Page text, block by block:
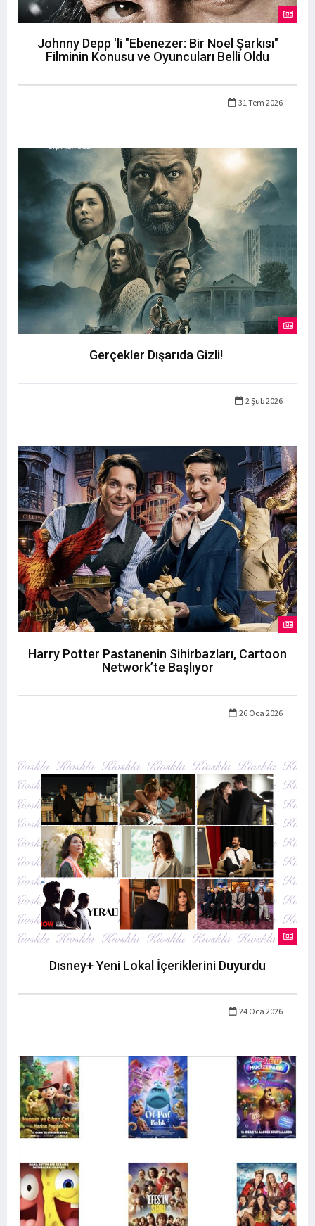
Johnny Depp 'li "Ebenezer: Bir Noel Şarkısı"
Filminin Konusu ve Oyuncuları Belli Oldu
31 Tem 2026
Gerçekler Dışarıda Gizli!
2 Şub 2026
Harry Potter Pastanenin Sihirbazları, Cartoon
Network’te Başlıyor
26 Oca 2026
Dısney+ Yeni Lokal İçeriklerini Duyurdu
24 Oca 2026